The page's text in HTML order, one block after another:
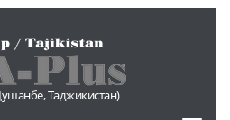
Таджикистан)